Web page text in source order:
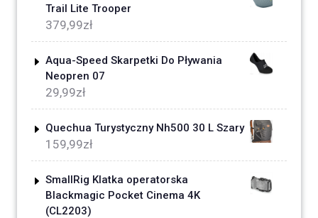
Trail Lite Trooper
379,99zł
Aqua-Speed Skarpetki Do Pływania
Neopren 07
29,99zł
Quechua Turystyczny Nh500 30 L Szary
159,99zł
SmallRig Klatka operatorska
Blackmagic Pocket Cinema 4K
(CL2203)